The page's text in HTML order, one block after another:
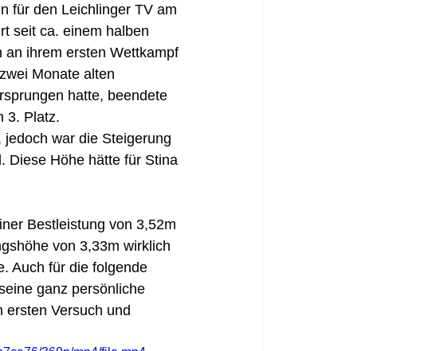
für den Leichlinger TV am
seit ca. einem halben
ihrem ersten Wettkampf
Monate alten
hatte, beendete
3. Platz.
war die Steigerung
Diese Höhe hätte für Stina
Bestleistung von 3,52m
von 3,33m wirklich
Auch für die folgende
ganz persönliche
ersten Versuch und